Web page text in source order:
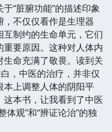
“脏腑功能”的描述印象
不仅仅看作是生理器
制约的生命单元，它们
要原因。这种对人体内
命充满了敬畏。读到关
，中医的治疗，并非仅
上调整人体的阴阳平
本书，让我看到了中医
体观”和“辨证论治”的独